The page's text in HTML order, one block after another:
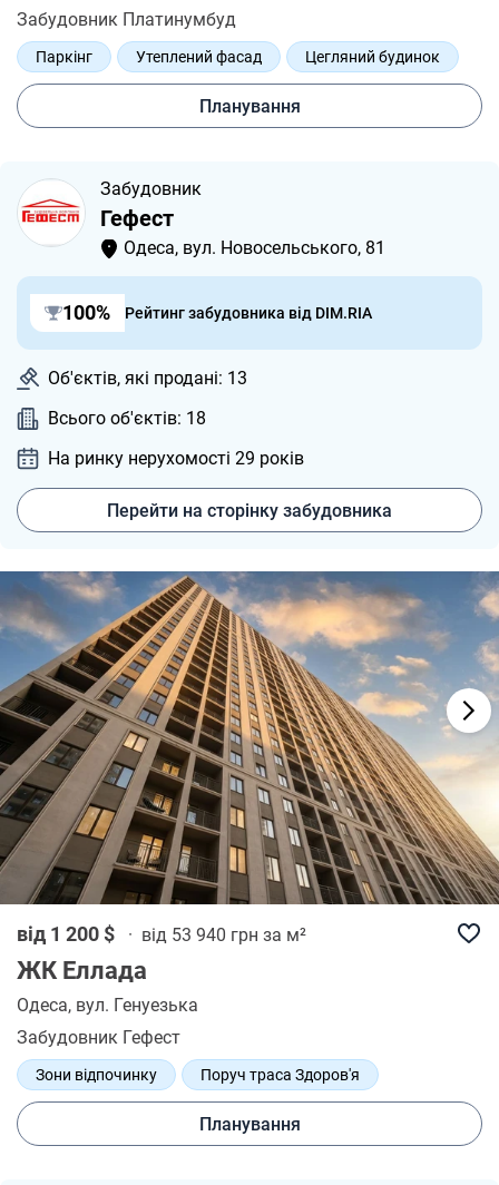
Забудовник Платинумбуд
Паркінг Утеплений фасад
Цегляний будинок
Закрита територія
Планування
Забудовник
Гефест
Одеса, вул. Новосельського, 81
100% Рейтинг забудовника від DIM.RIA
Об'єктів, які продані: 13
Всього об'єктів: 18
На ринку нерухомості 29 років
Перейти на сторінку забудовника
від 1 200 $ · від 53 940 грн за м²
ЖК Еллада
Одеса, вул. Генуезька
Забудовник Гефест
Зони відпочинку
Поруч траса Здоров'я
Багата інфраструктура
Варіант для інвестицій
Планування